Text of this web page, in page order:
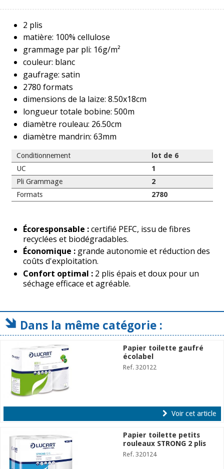
2 plis
matière: 100% cellulose
grammage par pli: 16g/m²
couleur: blanc
gaufrage: satin
2780 formats
dimensions de la laize: 8.50x18cm
longueur totale bobine: 500m
diamètre rouleau: 26.50cm
diamètre mandrin: 63mm
Conditionnement
lot de 6
UC
1
Pli Grammage
2
Formats
2780
Écoresponsable :certifié PEFC, issu de fibres
recyclées et biodégradables.
Économique : grande autonomie et réduction des
coûts d'exploitation.
Confort optimal : 2 plis épais et doux pour un
séchage efficace et agréable.
Dans la même catégorie :
Papier toilette gaufré
écolabel
Ref. 320122
Voir cet article
Papier toilette petits
rouleaux STRONG 2 plis
Ref. 320124